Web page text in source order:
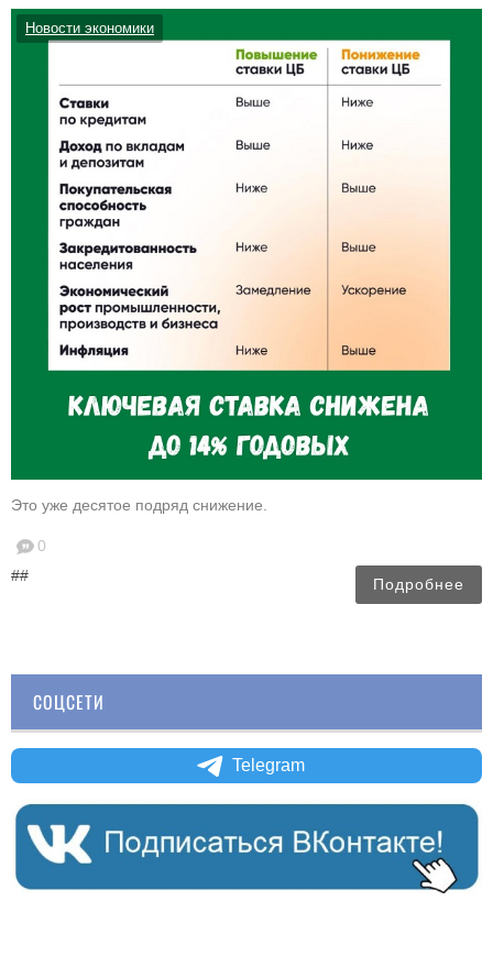
Новости экономики
Это уже десятое подряд снижение.
0
##
Подробнее
СОЦСЕТИ
Telegram